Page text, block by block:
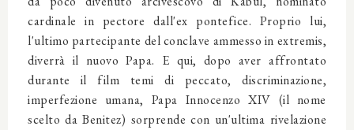
cardinale in pectore dall'ex pontefice. Proprio lui,
l'ultimo partecipante del conclave ammesso in extremis,
diverrà il nuovo Papa. E qui, dopo aver affrontato
durante il film temi di peccato, discriminazione,
imperfezione umana, Papa Innocenzo XIV (il nome
scelto da Benitez) sorprende con un'ultima rivelazione